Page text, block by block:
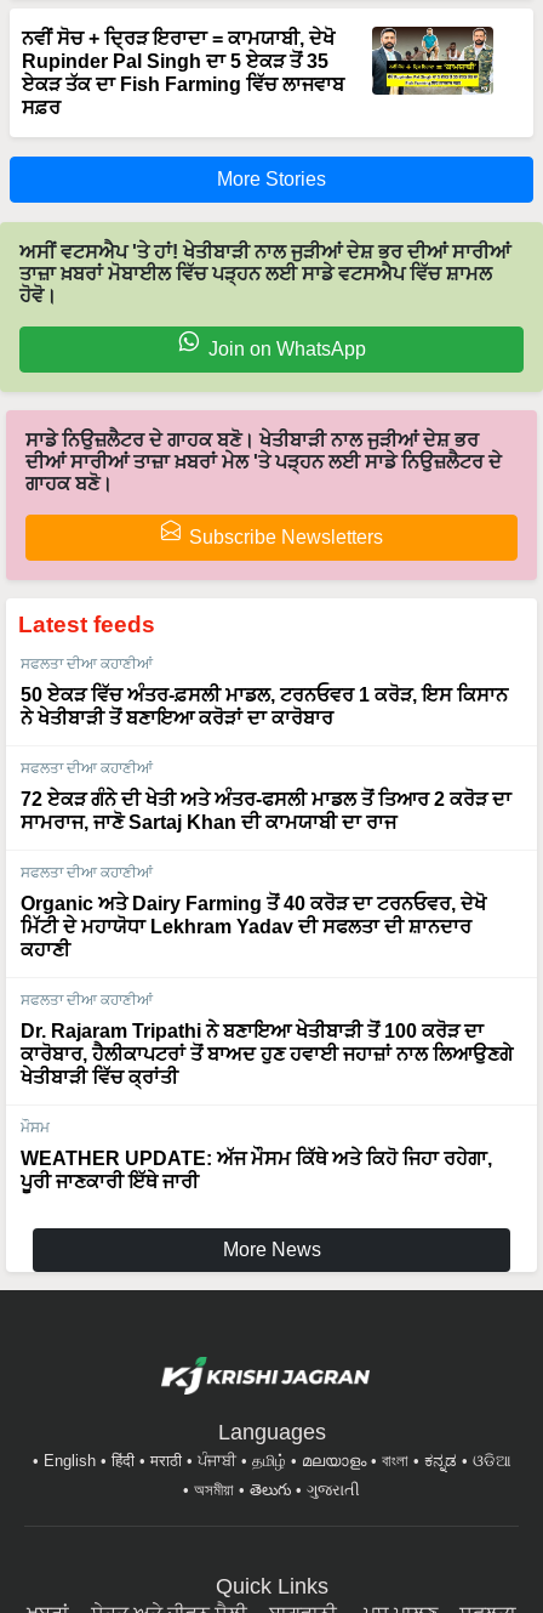
ਨਵੀਂ ਸੋਚ + ਦ੍ਰਿੜ ਇਰਾਦਾ = ਕਾਮਯਾਬੀ, ਦੇਖੋ
Rupinder Pal Singh ਦਾ 5 ਏਕੜ ਤੋਂ 35
ਏਕੜ ਤੱਕ ਦਾ Fish Farming ਵਿੱਚ ਲਾਜਵਾਬ
ਸਫ਼ਰ
More Stories
ਅਸੀਂ ਵਟਸਐਪ 'ਤੇ ਹਾਂ! ਖੇਤੀਬਾੜੀ ਨਾਲ ਜੁੜੀਆਂ ਦੇਸ਼ ਭਰ ਦੀਆਂ ਸਾਰੀਆਂ
ਤਾਜ਼ਾ ਖ਼ਬਰਾਂ ਮੋਬਾਈਲ ਵਿੱਚ ਪੜ੍ਹਨ ਲਈ ਸਾਡੇ ਵਟਸਐਪ ਵਿੱਚ ਸ਼ਾਮਲ
ਹੋਵੋ।
Join on WhatsApp
ਸਾਡੇ ਨਿਉਜ਼ਲੈਟਰ ਦੇ ਗਾਹਕ ਬਣੋ। ਖੇਤੀਬਾੜੀ ਨਾਲ ਜੁੜੀਆਂ ਦੇਸ਼ ਭਰ
ਦੀਆਂ ਸਾਰੀਆਂ ਤਾਜ਼ਾ ਖ਼ਬਰਾਂ ਮੇਲ 'ਤੇ ਪੜ੍ਹਨ ਲਈ ਸਾਡੇ ਨਿਉਜ਼ਲੈਟਰ ਦੇ
ਗਾਹਕ ਬਣੋ।
Subscribe Newsletters
Latest feeds
ਸਫਲਤਾ ਦੀਆ ਕਹਾਣੀਆਂ
50 ਏਕੜ ਵਿੱਚ ਅੰਤਰ-ਫ਼ਸਲੀ ਮਾਡਲ, ਟਰਨਓਵਰ 1 ਕਰੋੜ, ਇਸ ਕਿਸਾਨ
ਨੇ ਖੇਤੀਬਾੜੀ ਤੋਂ ਬਣਾਇਆ ਕਰੋੜਾਂ ਦਾ ਕਾਰੋਬਾਰ
ਸਫਲਤਾ ਦੀਆ ਕਹਾਣੀਆਂ
72 ਏਕੜ ਗੰਨੇ ਦੀ ਖੇਤੀ ਅਤੇ ਅੰਤਰ-ਫਸਲੀ ਮਾਡਲ ਤੋਂ ਤਿਆਰ 2 ਕਰੋੜ ਦਾ
ਸਾਮਰਾਜ, ਜਾਣੋ Sartaj Khan ਦੀ ਕਾਮਯਾਬੀ ਦਾ ਰਾਜ
ਸਫਲਤਾ ਦੀਆ ਕਹਾਣੀਆਂ
Organic ਅਤੇ Dairy Farming ਤੋਂ 40 ਕਰੋੜ ਦਾ ਟਰਨਓਵਰ, ਦੇਖੋ
ਮਿੱਟੀ ਦੇ ਮਹਾਯੋਧਾ Lekhram Yadav ਦੀ ਸਫਲਤਾ ਦੀ ਸ਼ਾਨਦਾਰ
ਕਹਾਣੀ
ਸਫਲਤਾ ਦੀਆ ਕਹਾਣੀਆਂ
Dr. Rajaram Tripathi ਨੇ ਬਣਾਇਆ ਖੇਤੀਬਾੜੀ ਤੋਂ 100 ਕਰੋੜ ਦਾ
ਕਾਰੋਬਾਰ, ਹੈਲੀਕਾਪਟਰਾਂ ਤੋਂ ਬਾਅਦ ਹੁਣ ਹਵਾਈ ਜਹਾਜ਼ਾਂ ਨਾਲ ਲਿਆਉਣਗੇ
ਖੇਤੀਬਾੜੀ ਵਿੱਚ ਕ੍ਰਾਂਤੀ
ਮੌਸਮ
WEATHER UPDATE: ਅੱਜ ਮੌਸਮ ਕਿੱਥੇ ਅਤੇ ਕਿਹੋ ਜਿਹਾ ਰਹੇਗਾ,
ਪੂਰੀ ਜਾਣਕਾਰੀ ਇੱਥੇ ਜਾਰੀ
More News
Languages
English हिंदी मराठी ਪੰਜਾਬੀ தமிழ் മലയാളം বাংলা ಕನ್ನಡ
ଓଡିଆ
অসমীয়া
తెలుగు ગુજરાતી
Quick Links